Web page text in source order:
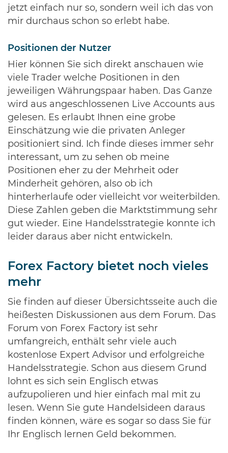
jetzt einfach nur so, sondern weil ich das von
mir durchaus schon so erlebt habe.
Positionen der Nutzer
Hier können Sie sich direkt anschauen wie
viele Trader welche Positionen in den
jeweiligen Währungspaar haben. Das Ganze
wird aus angeschlossenen Live Accounts aus
gelesen. Es erlaubt Ihnen eine grobe
Einschätzung wie die privaten Anleger
positioniert sind. Ich finde dieses immer sehr
interessant, um zu sehen ob meine
Positionen eher zu der Mehrheit oder
Minderheit gehören, also ob ich
hinterherlaufe oder vielleicht vor weiterbilden.
Diese Zahlen geben die Marktstimmung sehr
gut wieder. Eine Handelsstrategie konnte ich
leider daraus aber nicht entwickeln.
Forex Factory bietet noch vieles
mehr
Sie finden auf dieser Übersichtsseite auch die
heißesten Diskussionen aus dem Forum. Das
Forum von Forex Factory ist sehr
umfangreich, enthält sehr viele auch
kostenlose Expert Advisor und erfolgreiche
Handelsstrategie. Schon aus diesem Grund
lohnt es sich sein Englisch etwas
aufzupolieren und hier einfach mal mit zu
lesen. Wenn Sie gute Handelsideen daraus
finden können, wäre es sogar so dass Sie für
Ihr Englisch lernen Geld bekommen.